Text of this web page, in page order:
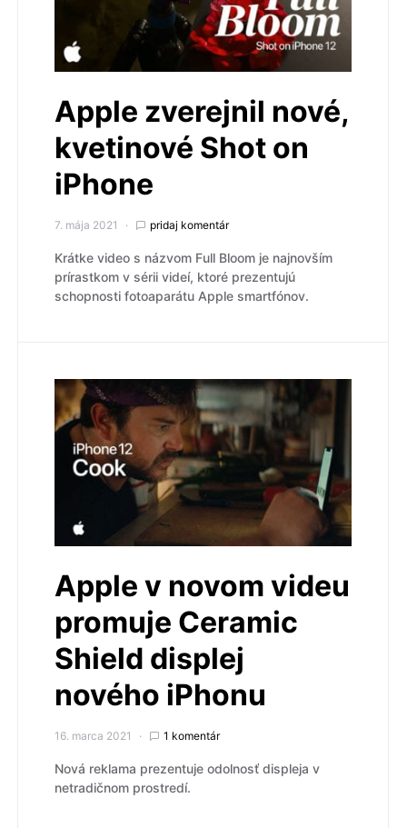
Apple zverejnil nové,
kvetinové Shot on
iPhone
7. mája 2021 pridaj komentár
Krátke video s názvom Full Bloom je najnovším
prírastkom v sérii videí, ktoré prezentujú
schopnosti fotoaparátu Apple smartfónov.
Apple v novom videu
promuje Ceramic
Shield displej
nového iPhonu
16. marca 2021 1 komentár
Nová reklama prezentuje odolnosť displeja v
netradičnom prostredí.